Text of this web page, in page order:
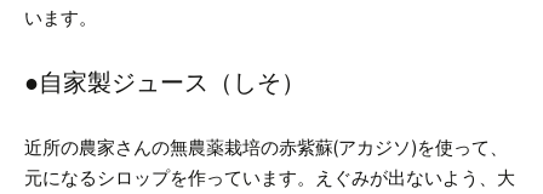
います。
●自家製ジュース（しそ）
近所の農家さんの無農薬栽培の赤紫蘇(アカジソ)を使って、
元になるシロップを作っています。
えぐみが出ないよう、大